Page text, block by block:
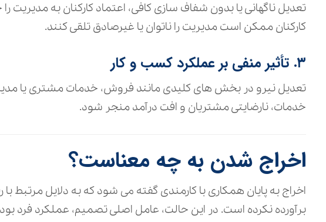
تعدیل ناگهانی یا بدون شفاف‌ سازی کافی، اعتماد کارکنان به
کارکنان ممکن است مدیریت را ناتوان یا غیرصادق تلقی کنند.
۳. تأثیر منفی بر عملکرد کسب‌ و کار
تعدیل نیرو در بخش‌ های کلیدی مانند فروش، خدمات مشتری یا
خدمات، نارضایتی مشتریان و افت درآمد منجر شود.
اخراج شدن به چه معناست؟
اخراج به پایان همکاری با کارمندی گفته می‌ شود که به دلایل مرتبط با
برآورده نکرده است. در این حالت، عامل اصلی تصمیم، عملکرد فرد